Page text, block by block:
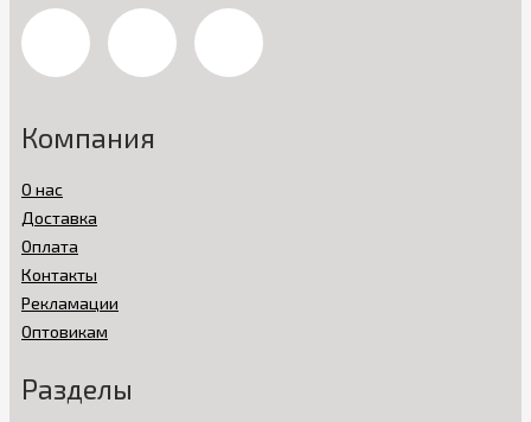
Компания
О нас
Доставка
Оплата
Контакты
Рекламации
Оптовикам
Разделы